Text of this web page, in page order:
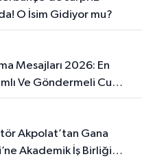
O İsim Gidiyor mu?
Ve Göndermeli Cuma
Akademik İş Birliği